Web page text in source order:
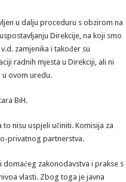
u dalju proceduru s obzirom na
Direkcije, na koji smo
zamjenika i također su
radnih mjesta u Direkciji, ali ni
u ovom uredu.
BiH.
nisu uspjeli učiniti. Komisija za
privatnog partnerstva.
domaćeg zakonodavstva i prakse s
vlasti. Zbog toga je javna